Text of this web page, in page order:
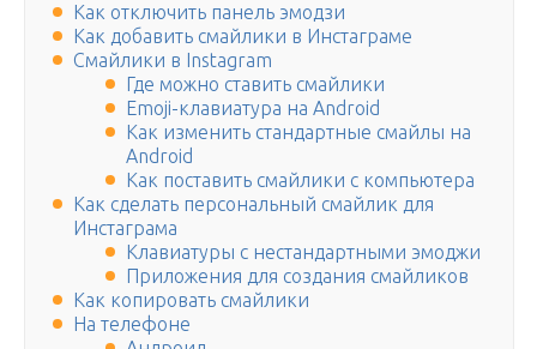
Как отключить панель эмодзи
Как добавить смайлики в Инстаграме
Смайлики в Instagram
Где можно ставить смайлики
Emoji-клавиатура на Android
Как изменить стандартные смайлы на
Android
Как поставить смайлики с компьютера
Как сделать персональный смайлик для
Инстаграма
Клавиатуры с нестандартными эмоджи
Приложения для создания смайликов
Как копировать смайлики
На телефоне